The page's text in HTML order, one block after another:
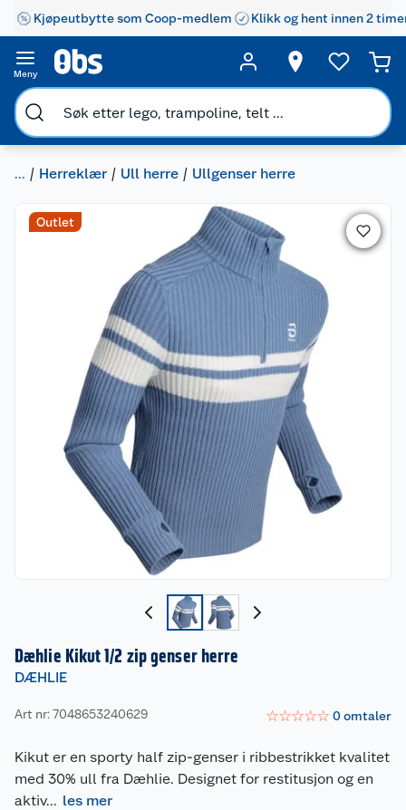
Kjøpeutbytte som Coop-medlem Klikk og hent innen 2
Meny
... Herreklær Ull herre Ullgenser herre
Outlet
Dæhlie Kikut 1/2 zip genser herre
DÆHLIE
Art nr: 7048653240629 ☆☆☆☆☆ 0omtaler
Kikut er en sporty half zip-genser i ribbestrikket kvalitet
med 30% ull fra Dæhlie. Designet for restitusjon og en
aktiv... les mer